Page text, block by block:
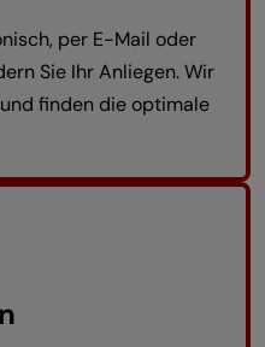
per E-Mail oder
Sie Ihr Anliegen. Wir
finden die optimale